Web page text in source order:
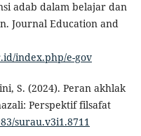
adab dalam belajar dan
Journal Education and
index.php/e-gov
S. (2024). Peran akhlak
Perspektif filsafat
surau.v3i1.8711